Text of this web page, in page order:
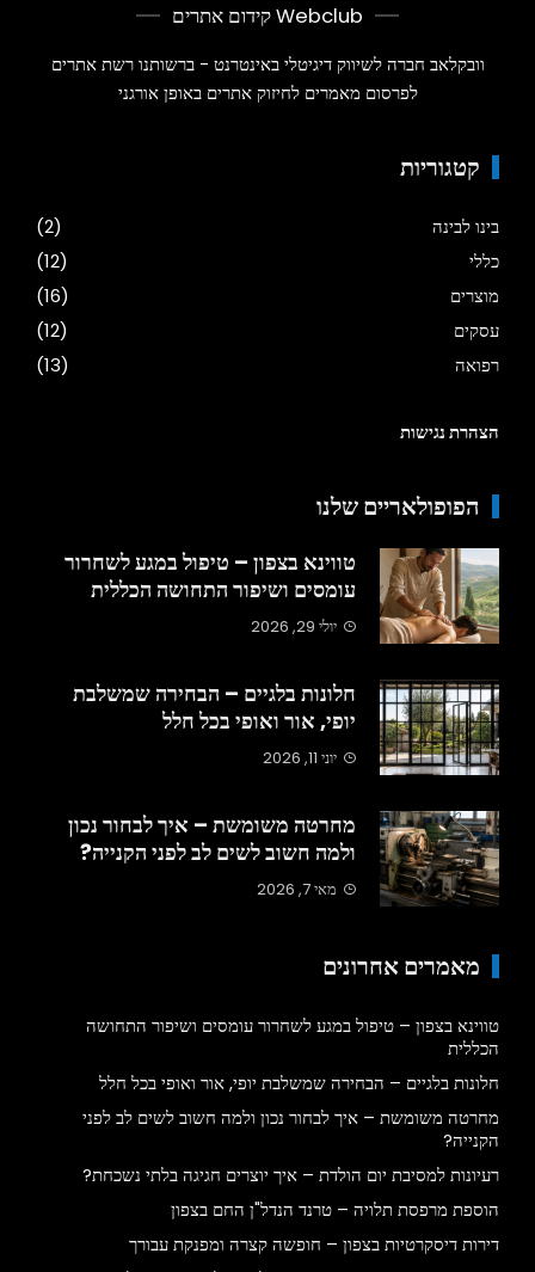
Webclub קידום אתרים
וובקלאב חברה לשיווק דיגיטלי באינטרנט - ברשותנו רשת אתרים
לפרסום מאמרים לחיזוק אתרים באופן אורגני
קטגוריות
בינו לבינה
(2)
כללי
(12)
מוצרים
(16)
עסקים
(12)
רפואה
(13)
הצהרת נגישות
הפופולאריים שלנו
טווינא בצפון – טיפול במגע לשחרור
עומסים ושיפור התחושה הכללית
יולי 29, 2026
חלונות בלגיים – הבחירה שמשלבת
יופי, אור ואופי בכל חלל
יוני 11, 2026
מחרטה משומשת – איך לבחור נכון
ולמה חשוב לשים לב לפני הקנייה?
מאי 7, 2026
מאמרים אחרונים
טווינא בצפון – טיפול במגע לשחרור עומסים ושיפור התחושה
הכללית
חלונות בלגיים – הבחירה שמשלבת יופי, אור ואופי בכל חלל
מחרטה משומשת – איך לבחור נכון ולמה חשוב לשים לב לפני
הקנייה?
רעיונות למסיבת יום הולדת – איך יוצרים חגיגה בלתי נשכחת?
הוספת מרפסת תלויה – טרנד הנדל"ן החם בצפון
דירות דיסקרטיות בצפון – חופשה קצרה ומפנקת עבורך